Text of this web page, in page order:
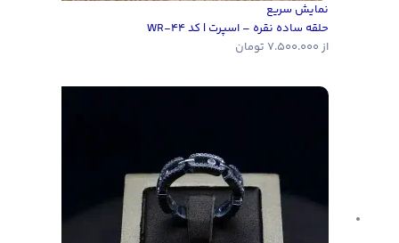
نمایش سریع
حلقه ساده نقره – اسپرت | کد WR-44
از 7.500.000 تومان